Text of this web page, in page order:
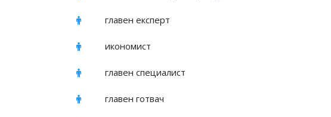
главен експерт
икономист
главен специалист
главен готвач